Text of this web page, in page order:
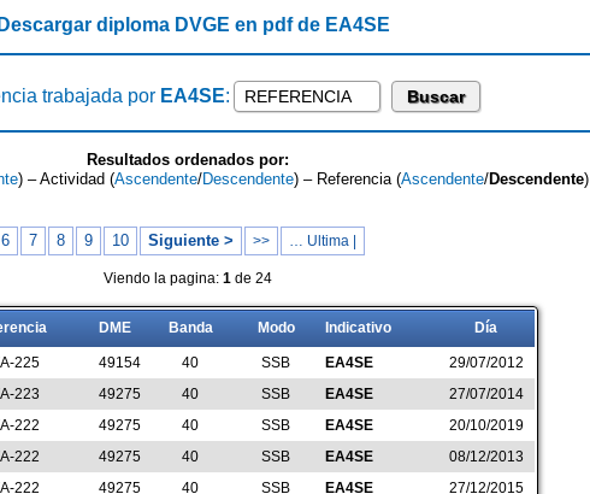
Descargar diploma DVGE en pdf de EA4SE
trabajada por EA4SE:
Resultados ordenados por:
) – Actividad (Ascendente/Descendente) – Referencia (Ascendente/Descendente)
6 7 8 9 10 Siguiente > >> … Ultima |
Viendo la pagina: 1de 24
DME Banda Modo Indicativo Día
225 49154 40 SSB EA4SE
29/07/2012
223 49275 40 SSB EA4SE
27/07/2014
222 49275 40 SSB EA4SE
20/10/2019
222 49275 40 SSB EA4SE
08/12/2013
222 49275 40 SSB EA4SE
27/12/2015